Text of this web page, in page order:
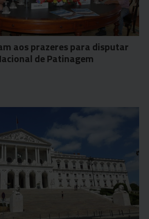
aos prazeres para disputar
de Patinagem